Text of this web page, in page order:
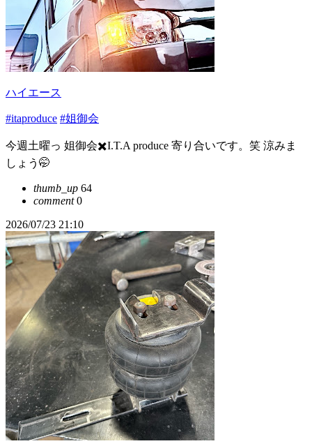
ハイエース
#itaproduce #姐御会
今週土曜っ 姐御会✖️I.T.A produce 寄り合いです。笑 涼みま
しょう🤭
thumb_up 64
comment0
2026/07/23 21:10